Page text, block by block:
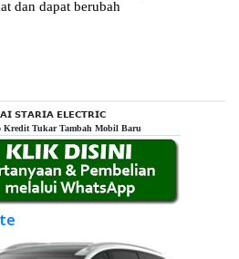
𝗦𝗧𝗔𝗥𝗜𝗔 𝗘𝗟𝗘𝗖𝗧𝗥𝗜𝗖
Kredit Tukar Tambah Mobil Baru